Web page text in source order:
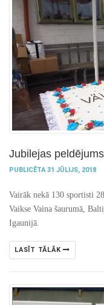
Jubilejas
PUBLICĒTA 31 JŪLIJS, 2018
Vairāk nekā 130 sportisti
Vaikse Vaina šaurumā,
Igaunijā.
LASĪT TĀLĀK